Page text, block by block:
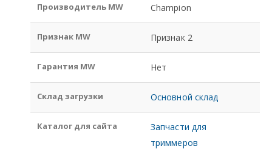
Производитель MW Champion
Признак MW Признак 2
Гарантия MW Нет
Склад загрузки Основной склад
Каталог для сайта
Запчасти для
триммеров